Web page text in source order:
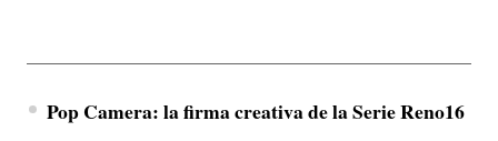
Pop Camera: la firma creativa de la Serie Reno16